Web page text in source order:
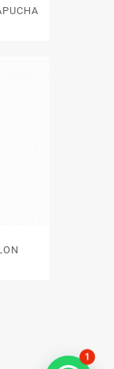
CAPUCHA
1